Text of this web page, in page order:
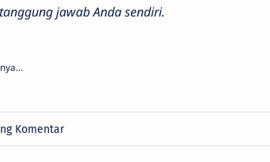
jawab Anda sendiri.